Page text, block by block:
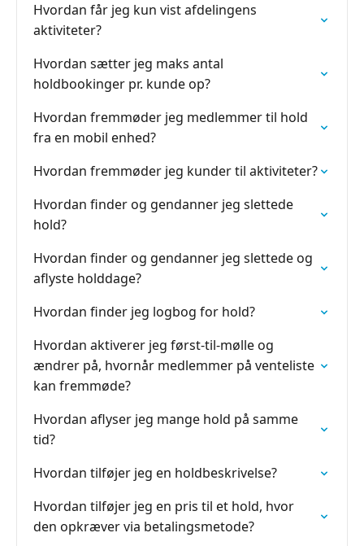
Hvordan får jeg kun vist afdelingens
aktiviteter?
Hvordan sætter jeg maks antal
holdbookinger pr. kunde op?
Hvordan fremmøder jeg medlemmer til hold
fra en mobil enhed?
Hvordan fremmøder jeg kunder til aktiviteter?
Hvordan finder og gendanner jeg slettede
hold?
Hvordan finder og gendanner jeg slettede og
aflyste holddage?
Hvordan finder jeg logbog for hold?
Hvordan aktiverer jeg først-til-mølle og
ændrer på, hvornår medlemmer på venteliste
kan fremmøde?
Hvordan aflyser jeg mange hold på samme
tid?
Hvordan tilføjer jeg en holdbeskrivelse?
Hvordan tilføjer jeg en pris til et hold, hvor
den opkræver via betalingsmetode?